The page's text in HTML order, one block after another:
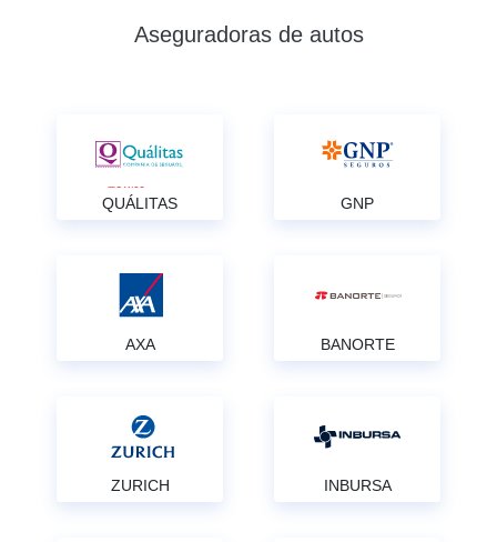
Aseguradoras de autos
QUÁLITAS GNP
AXA BANORTE
ZURICH INBURSA